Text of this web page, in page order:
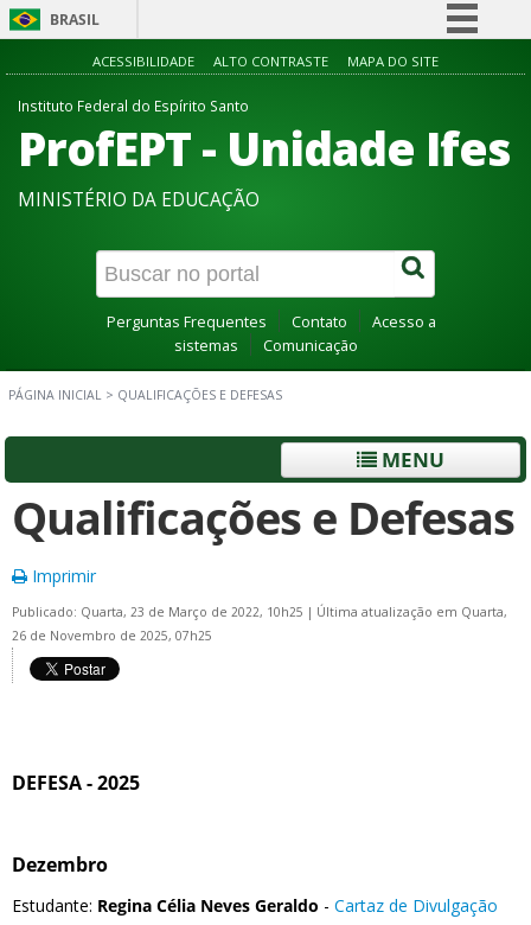
BRASIL
Simplifique!
Participe
Acesso à informação
Canais
ACESSIBILIDADE ALTO CONTRASTE MAPA DO SITE
Instituto Federal do Espírito Santo
ProfEPT - Unidade Ifes
MINISTÉRIO DA EDUCAÇÃO
Perguntas Frequentes Contato
Acesso a
sistemas
Comunicação
PÁGINA INICIAL > QUALIFICAÇÕES E DEFESAS
MENU
Qualificações e Defesas
Imprimir
Publicado: Quarta, 23 de Março de 2022, 10h25 | Última atualização em Quarta,
26 de Novembro de 2025, 07h25
DEFESA - 2025
Dezembro
Estudante: Regina Célia Neves Geraldo - Cartaz de Divulgação